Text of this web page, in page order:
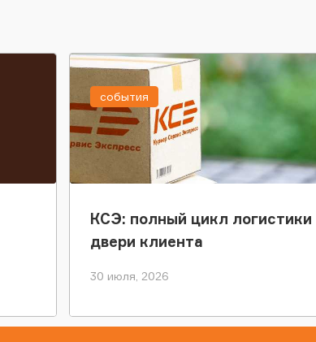
КСЭ: полный цикл
двери клиента
30 июля, 2026
события